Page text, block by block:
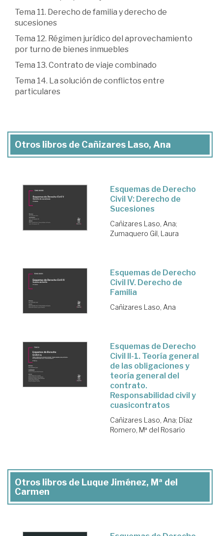
Tema 11. Derecho de familia y derecho de
sucesiones
Tema 12. Régimen jurídico del aprovechamiento
por turno de bienes inmuebles
Tema 13. Contrato de viaje combinado
Tema 14. La solución de conflictos entre
particulares
Otros libros de Cañizares Laso, Ana
Esquemas de Derecho
Civil V: Derecho de
Sucesiones
Cañizares Laso, Ana;
Zumaquero Gil, Laura
Esquemas de Derecho
Civil IV. Derecho de
Familia
Cañizares Laso, Ana
Esquemas de Derecho
Civil II-1. Teoría general
de las obligaciones y
teoría general del
contrato.
Responsabilidad civil y
cuasicontratos
Cañizares Laso, Ana; Díaz
Romero, Mª del Rosario
Otros libros de Luque Jiménez, Mª del
Carmen